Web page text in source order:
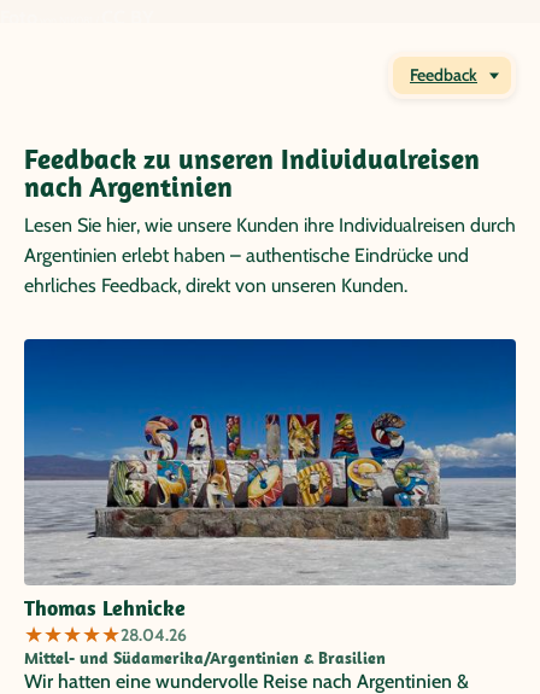
Feedback
Feedback zu unseren Individualreisen
nach Argentinien
Lesen Sie hier, wie unsere Kunden ihre Individualreisen durch
Argentinien erlebt haben – authentische Eindrücke und
ehrliches Feedback, direkt von unseren Kunden.
Thomas Lehnicke
★★★★★28.04.26
Mittel- und Südamerika/Argentinien & Brasilien
Wir hatten eine wundervolle Reise nach Argentinien &